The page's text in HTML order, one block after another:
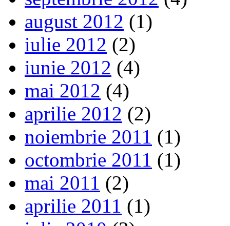
august 2012 (1)
iulie 2012 (2)
iunie 2012 (4)
mai 2012 (4)
aprilie 2012 (2)
noiembrie 2011 (1)
octombrie 2011 (1)
mai 2011 (2)
aprilie 2011 (1)